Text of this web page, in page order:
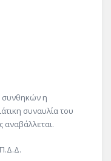
η
συναυλία του